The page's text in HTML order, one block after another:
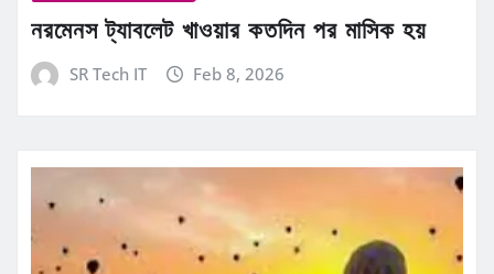
নরমেনস ট্যাবলেট খাওয়ার কতদিন পর মাসিক হয়
SR Tech IT Feb 8, 2026